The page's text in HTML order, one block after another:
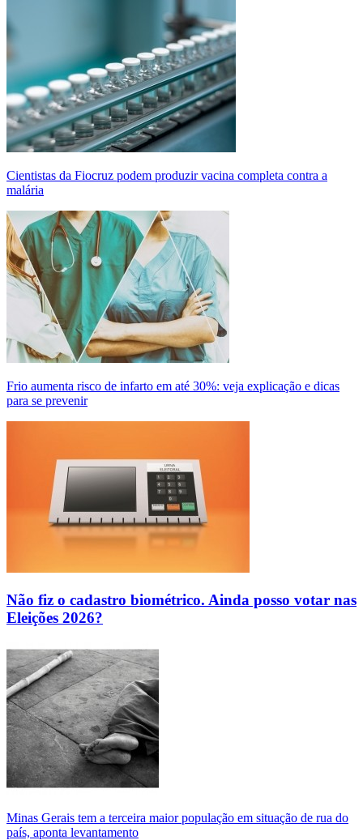
Cientistas da Fiocruz podem produzir vacina completa contra a
malária
Frio aumenta risco de infarto em até 30%: veja explicação e dicas
para se prevenir
Não fiz o cadastro biométrico. Ainda posso votar nas
Eleições 2026?
Minas Gerais tem a terceira maior população em situação de rua do
país, aponta levantamento